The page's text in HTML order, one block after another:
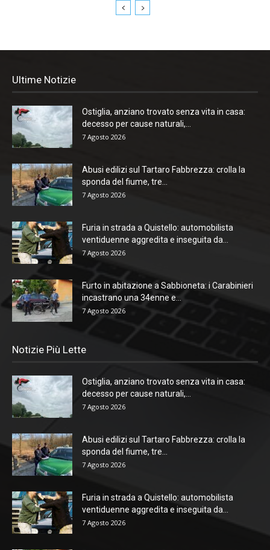
Ultime Notizie
Ostiglia, anziano trovato senza vita in casa:
decesso per cause naturali,...
7 Agosto 2026
Abusi edilizi sul Tartaro Fabbrezza: crolla la
sponda del fiume, tre...
7 Agosto 2026
Furia in strada a Quistello: automobilista
ventiduenne aggredita e inseguita da...
7 Agosto 2026
Furto in abitazione a Sabbioneta: i Carabinieri
incastrano una 34enne e...
7 Agosto 2026
Notizie Più Lette
Ostiglia, anziano trovato senza vita in casa:
decesso per cause naturali,...
7 Agosto 2026
Abusi edilizi sul Tartaro Fabbrezza: crolla la
sponda del fiume, tre...
7 Agosto 2026
Furia in strada a Quistello: automobilista
ventiduenne aggredita e inseguita da...
7 Agosto 2026